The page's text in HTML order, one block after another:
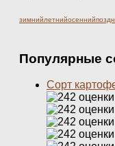
зимнийлетнийосенний
Популярные
Сорт